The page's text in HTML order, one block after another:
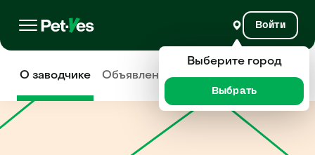
Войти
О заводчике Объявления Отзывы
Выберите город
Выбрать